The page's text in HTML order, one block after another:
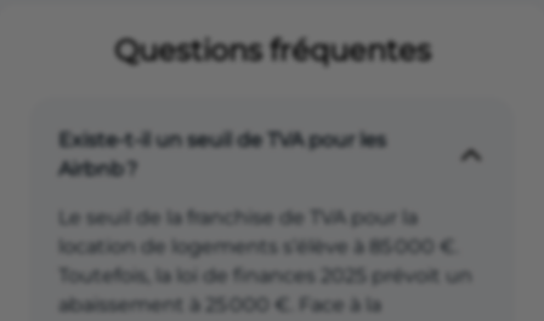
Questions fréquentes
Existe-t-il un seuil de TVA pour les
Airbnb ?
Le seuil de la franchise de TVA pour la
location de logements s’élève à 85 000 €.
Toutefois, la loi de finances 2025 prévoit un
abaissement à 25 000 €. Face à la